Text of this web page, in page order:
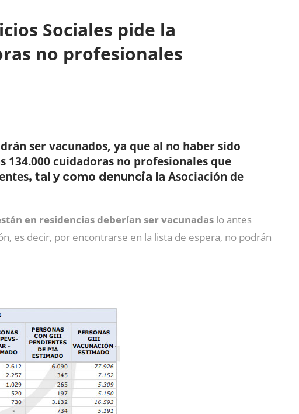
Sociales pide la
no profesionales
ser vacunados, ya que al no haber sido
134.000 cuidadoras no profesionales que
, tal y como denuncia la Asociación de
en residencias deberían ser vacunadas lo antes
es decir, por encontrarse en la lista de espera, no podrán